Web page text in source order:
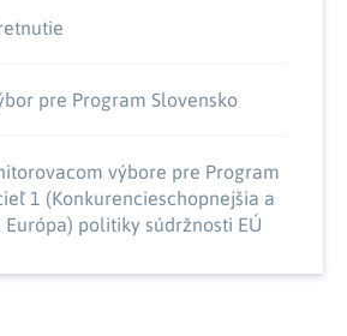
pre Program Slovensko
výbore pre Program
1 (Konkurencieschopnejšia a
politiky súdržnosti EÚ